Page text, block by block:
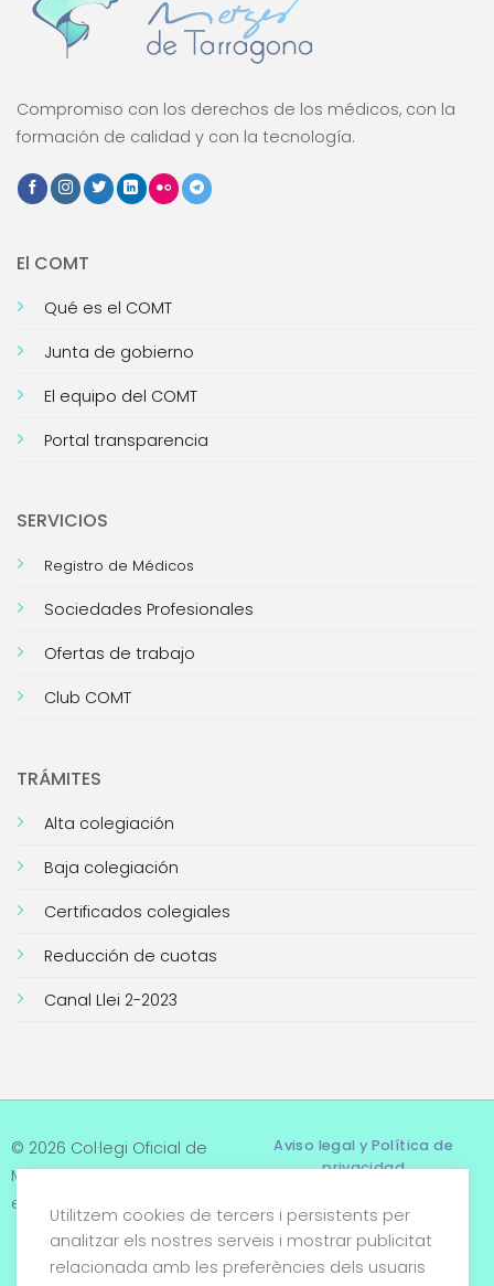
Compromiso con los derechos de los médicos, con la
formación de calidad y con la tecnología.
El COMT
Qué es el COMT
Junta de gobierno
El equipo del COMT
Portal transparencia
SERVICIOS
Registro de Médicos
Sociedades Profesionales
Ofertas de trabajo
Club COMT
TRÁMITES
Alta colegiación
Baja colegiación
Certificados colegiales
Reducción de cuotas
Canal Llei 2-2023
© 2026 Col·legi Oficial de
Metges de Tarragona. Tots
els drets reservats
Aviso legal y Política de
privacidad
Términos y condiciones
Política de cookies
Utilitzem cookies de tercers i persistents per
analitzar els nostres serveis i mostrar publicitat
relacionada amb les preferències dels usuaris